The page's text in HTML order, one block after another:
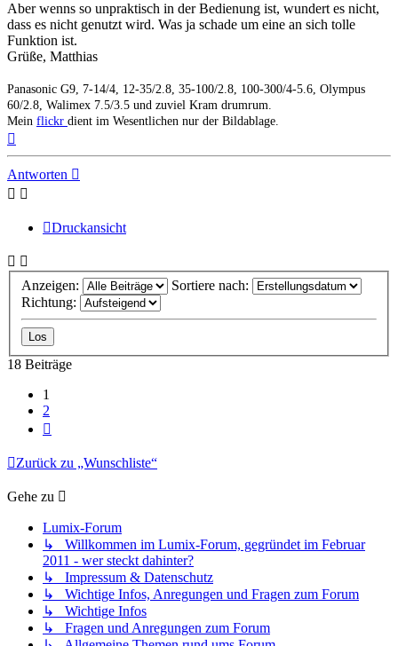
Aber wenns so unpraktisch in der Bedienung ist, wundert es nicht,
dass es nicht genutzt wird. Was ja schade um eine an sich tolle
Funktion ist.
Grüße, Matthias
Panasonic G9, 7-14/4, 12-35/2.8, 35-100/2.8, 100-300/4-5.6, Olympus
60/2.8, Walimex 7.5/3.5 und zuviel Kram drumrum.
Mein flickr dient im Wesentlichen nur der Bildablage.
oben
Antworten
Druckansicht
Anzeigen:
Sortiere nach:
Richtung:
18 Beiträge
1
2
Zurück zu „Wunschliste“
Gehe zu
Lumix-Forum
↳ Willkommen im Lumix-Forum, gegründet im Februar
2011 - wer steckt dahinter?
↳ Impressum & Datenschutz
↳ Wichtige Infos, Anregungen und Fragen zum Forum
↳ Wichtige Infos
↳ Fragen und Anregungen zum Forum